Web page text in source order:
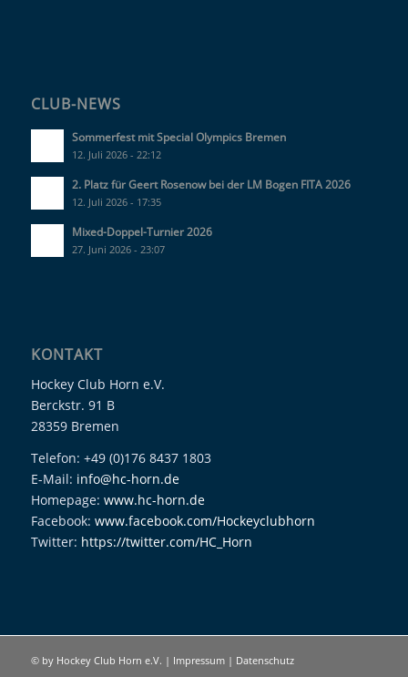
CLUB-NEWS
Sommerfest mit Special Olympics Bremen
12. Juli 2026 - 22:12
2. Platz für Geert Rosenow bei der LM Bogen FITA 2026
12. Juli 2026 - 17:35
Mixed-Doppel-Turnier 2026
27. Juni 2026 - 23:07
KONTAKT
Hockey Club Horn e.V.
Berckstr. 91 B
28359 Bremen
Telefon: +49 (0)176 8437 1803
E-Mail: info@hc-horn.de
Homepage: www.hc-horn.de
Facebook: www.facebook.com/Hockeyclubhorn
Twitter: https://twitter.com/HC_Horn
© by Hockey Club Horn e.V. | Impressum | Datenschutz